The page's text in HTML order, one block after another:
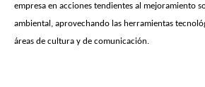
empresa en acciones tendientes al mejoramiento
ambiental, aprovechando las herramientas
áreas de cultura y de comunicación.